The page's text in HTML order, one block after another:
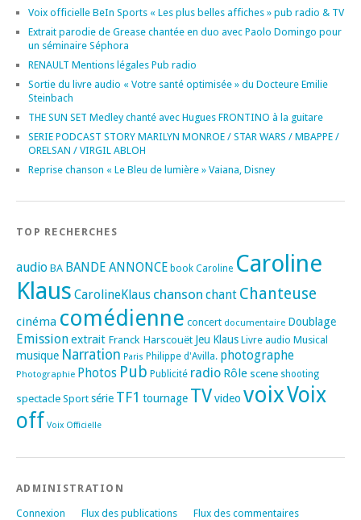
Voix officielle BeIn Sports « Les plus belles affiches » pub radio & TV
Extrait parodie de Grease chantée en duo avec Paolo Domingo pour
un séminaire Séphora
RENAULT Mentions légales Pub radio
Sortie du livre audio « Votre santé optimisée » du Docteure Emilie
Steinbach
THE SUN SET Medley chanté avec Hugues FRONTINO à la guitare
SERIE PODCAST STORY MARILYN MONROE / STAR WARS / MBAPPE /
ORELSAN / VIRGIL ABLOH
Reprise chanson « Le Bleu de lumière » Vaiana, Disney
TOP RECHERCHES
audio BA BANDE ANNONCE book Caroline Caroline
Klaus CarolineKlaus chanson chant Chanteuse
cinéma comédienne concert documentaire Doublage
Emissionextrait Franck Harscouët Jeu Klaus Livre audio Musical
musique Narration Paris Philippe d'Avilla. photographe
Photographie Photos Pub Publicité radio Rôle scene shooting
spectacle Sport série TF1 tournage TVvideo voixVoix
off Voix Officielle
ADMINISTRATION
Connexion Flux des publications Flux des commentaires